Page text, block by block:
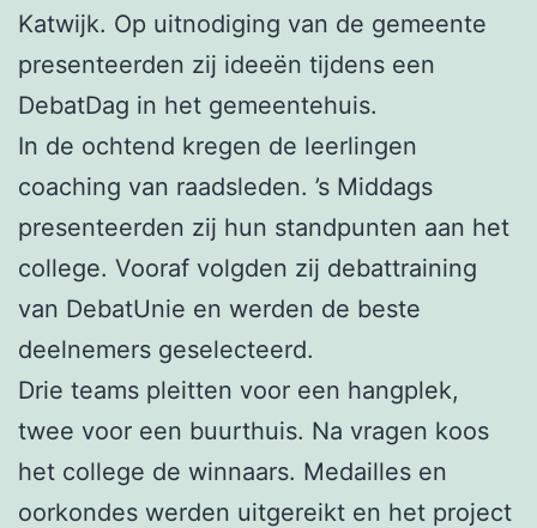
Katwijk. Op uitnodiging van de gemeente
presenteerden zij ideeën tijdens een
DebatDag in het gemeentehuis.
In de ochtend kregen de leerlingen
coaching van raadsleden. ’s Middags
presenteerden zij hun standpunten aan het
college. Vooraf volgden zij debattraining
van DebatUnie en werden de beste
deelnemers geselecteerd.
Drie teams pleitten voor een hangplek,
twee voor een buurthuis. Na vragen koos
het college de winnaars. Medailles en
oorkondes werden uitgereikt en het project